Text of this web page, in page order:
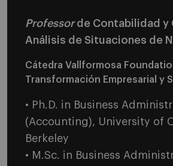
Professorde Contabilidad y
Análisis de Situaciones de
Cátedra Vallformosa
Transformación Empresarial y
• Ph.D. in Business
(Accounting), University of
Berkeley
• M.Sc. in Business